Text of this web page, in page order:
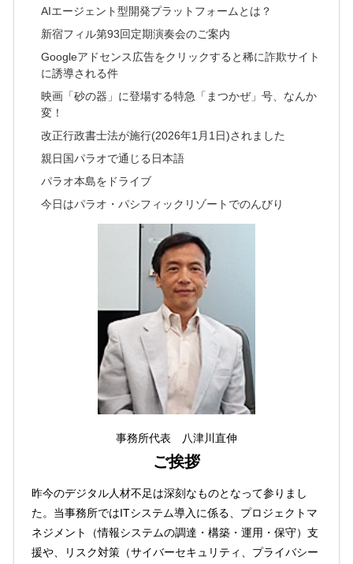
AIエージェント型開発プラットフォームとは？
新宿フィル第93回定期演奏会のご案内
Googleアドセンス広告をクリックすると稀に詐欺サイト
に誘導される件
映画「砂の器」に登場する特急「まつかぜ」号、なんか
変！
改正行政書士法が施行(2026年1月1日)されました
親日国パラオで通じる日本語
パラオ本島をドライブ
今日はパラオ・パシフィックリゾートでのんびり
事務所代表 八津川直伸
ご挨拶
昨今のデジタル人材不足は深刻なものとなって参りまし
た。当事務所ではITシステム導入に係る、プロジェクトマ
ネジメント（情報システムの調達・構築・運用・保守）支
援や、リスク対策（サイバーセキュリティ、プライバシー